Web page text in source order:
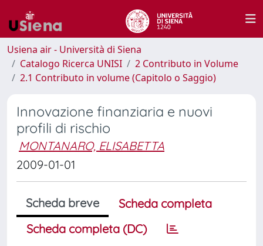
Usiena air - Università di Siena
Catalogo Ricerca UNISI
2 Contributo in Volume
2.1 Contributo in volume (Capitolo o Saggio)
Innovazione finanziaria e nuovi
profili di rischio
MONTANARO, ELISABETTA
2009-01-01
Scheda breve
Scheda completa
Scheda completa (DC)